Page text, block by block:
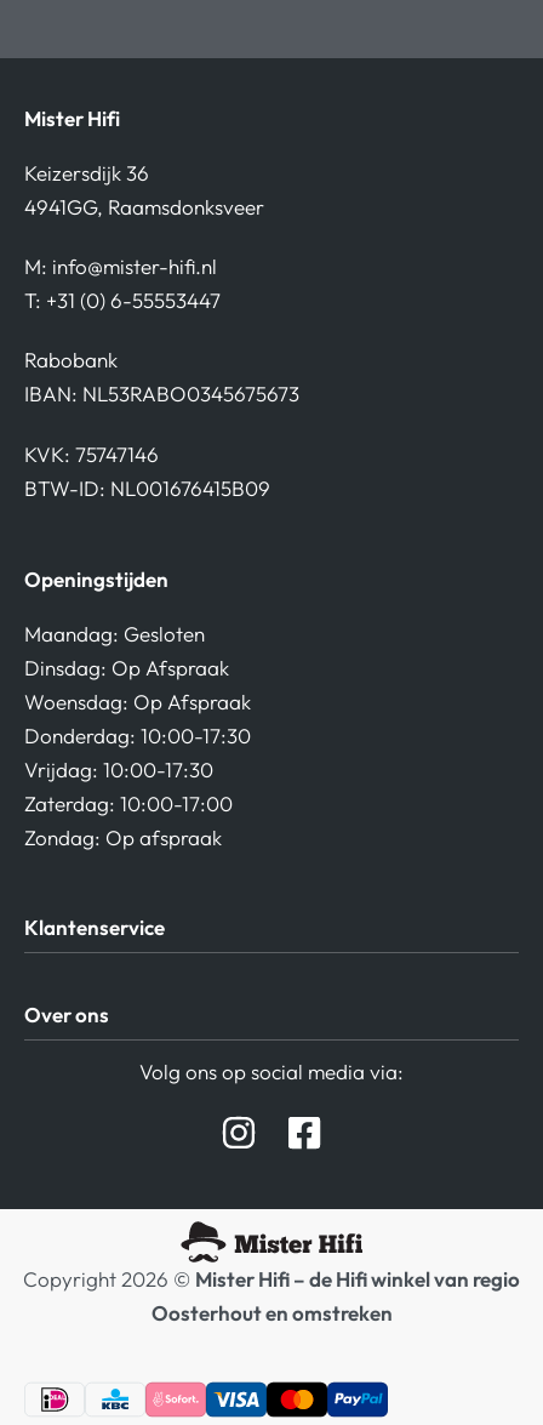
Mister Hifi
Keizersdijk 36
4941GG, Raamsdonksveer
M: info@mister-hifi.nl
T: +31 (0) 6-55553447
Rabobank
IBAN: NL53RABO0345675673
KVK: 75747146
BTW-ID: NL001676415B09
Openingstijden
Maandag: Gesloten
Dinsdag: Op Afspraak
Woensdag: Op Afspraak
Donderdag: 10:00-17:30
Vrijdag: 10:00-17:30
Zaterdag: 10:00-17:00
Zondag: Op afspraak
Klantenservice
Privacy beleid
Verzending / Retour
Over ons
Hifi winkel Raamsdonksveer
Volg ons op social media via:
Copyright 2026 © Mister Hifi – de Hifi winkel van regio
Oosterhout en omstreken